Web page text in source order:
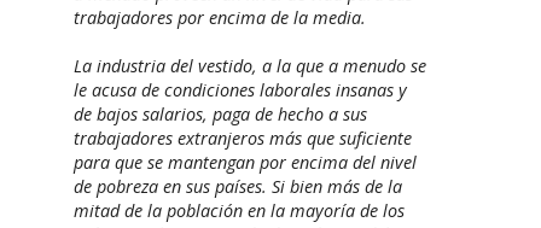
trabajadores por encima de la media.
La industria del vestido, a la que a menudo se
le acusa de condiciones laborales insanas y
de bajos salarios, paga de hecho a sus
trabajadores extranjeros más que suficiente
para que se mantengan por encima del nivel
de pobreza en sus países. Si bien más de la
mitad de la población en la mayoría de los